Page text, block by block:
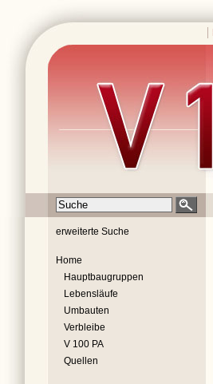
erweiterte Suche
Home
Hauptbaugruppen
Lebensläufe
Umbauten
Verbleibe
V 100 PA
Quellen